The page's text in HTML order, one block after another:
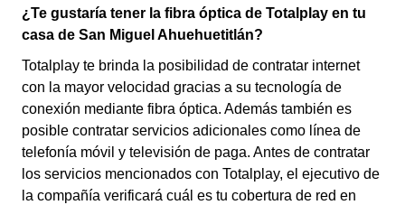
¿Te gustaría tener la fibra óptica de Totalplay en tu
casa de San Miguel Ahuehuetitlán?
Totalplay te brinda la posibilidad de contratar internet
con la mayor velocidad gracias a su tecnología de
conexión mediante fibra óptica. Además también es
posible contratar servicios adicionales como línea de
telefonía móvil y televisión de paga. Antes de contratar
los servicios mencionados con Totalplay, el ejecutivo de
la compañía verificará cuál es tu cobertura de red en